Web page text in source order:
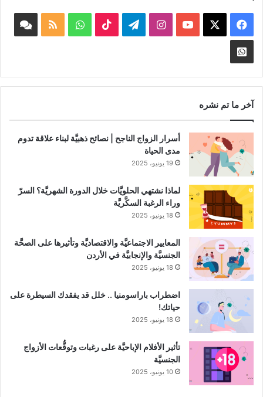
فيسبوك ‫YouTubeانستقرامتيلقرام ‫TikTokواتسابملخص
Whatsapp
Channel
آخر ما تم نشره
أسرار الزواج الناجح | نصائح ذهبيَّة لبناء علاقة تدوم
مدى الحياة
19 يونيو، 2025
لماذا نشتهي الحلويَّات خلال الدورة الشهريَّة؟ السرّ
وراء الرغبة السكَّريَّة
18 يونيو، 2025
المعايير الاجتماعيَّة والاقتصاديَّة وتأثيرها على الصحَّة
الجنسيَّة والإنجابيَّة في الأردن
18 يونيو، 2025
اضطراب باراسومنيا .. خلل قد يفقدك السيطرة على
حياتك!
18 يونيو، 2025
تأثير الأفلام الإباحيَّة على رغبات وتوقُّعات الأزواج
الجنسيَّة
10 يونيو، 2025